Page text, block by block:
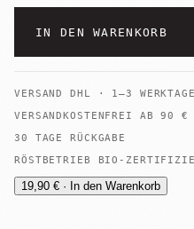
IN DEN WARENKORB
VERSANDDHL · 1–3 WERKTAGE
VERSANDKOSTENFREI AB90
€
30 TAGE RÜCKGABE
RÖSTBETRIEB BIO-
19,90 € · In den Warenkorb